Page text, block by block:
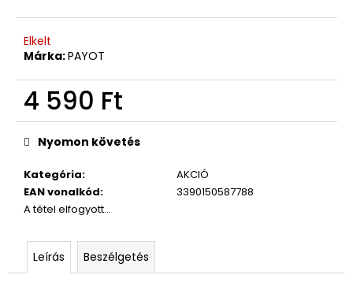
Elkelt
Márka:PAYOT
4 590 Ft
Egységár:
Kategória:
AKCIÓ
EAN vonalkód:
3390150587788
A tétel elfogyott…
Nyomon követés
Leírás Beszélgetés